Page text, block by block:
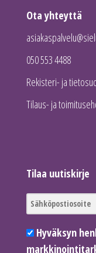
Ota yhteyttä
050 553 4488
Rekisteri- ja
Tilaus- ja
Tilaa uutiskirje
Hyväksyn